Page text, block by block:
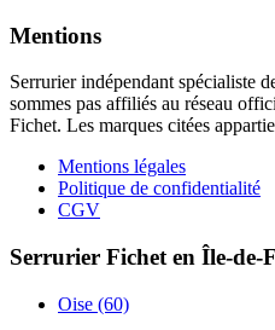
Mentions
Serrurier indépendant spécialiste
sommes pas affiliés au réseau
Fichet. Les marques citées
Mentions légales
Politique de confidentialité
CGV
Serrurier Fichet en Île-de-
Oise (60)